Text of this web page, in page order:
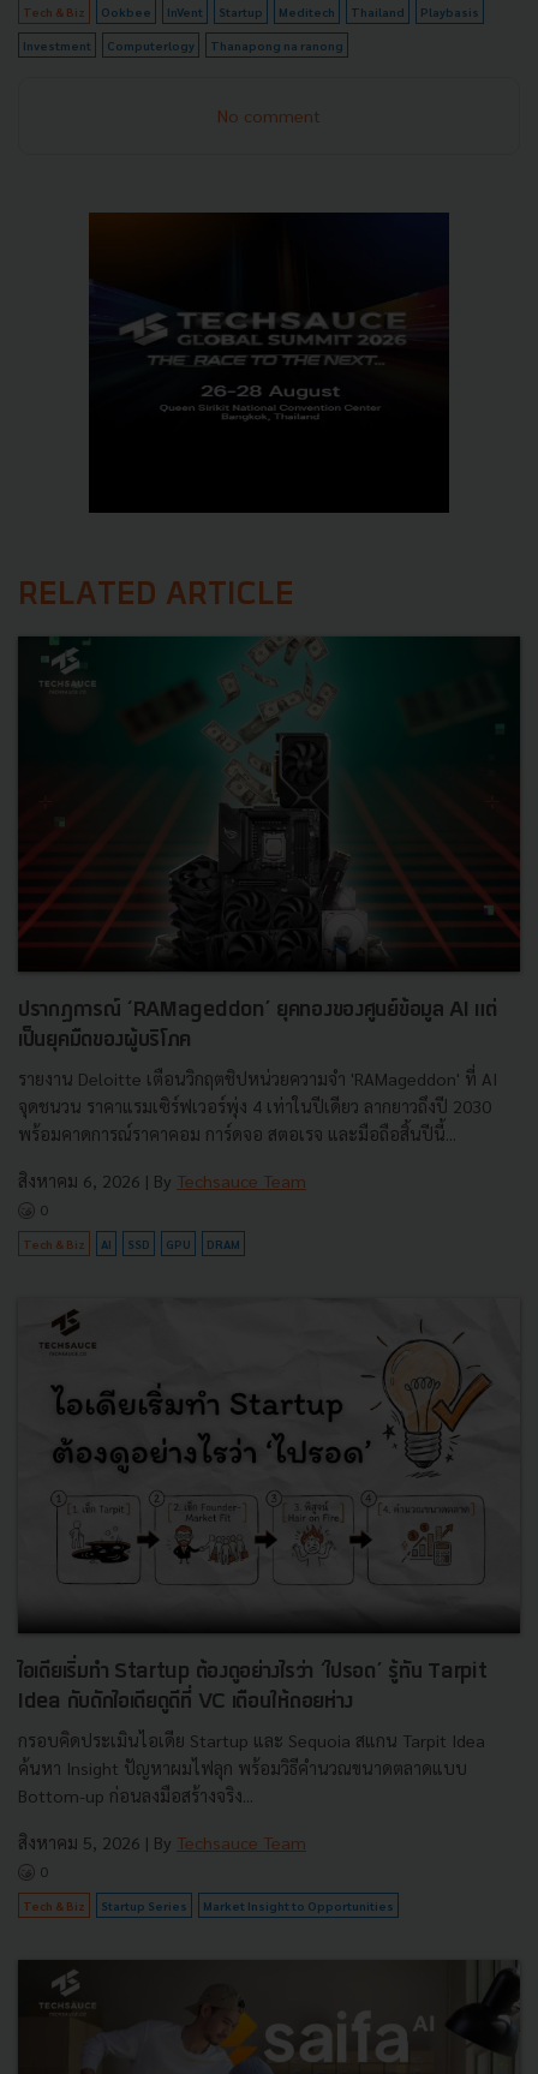
Tech & Biz Ookbee InVent Startup Meditech Thailand Playbasis
Investment Computerlogy Thanapong na ranong
No comment
RELATED ARTICLE
ปรากฏการณ์ ‘RAMageddon’ ยุคทองของศูนย์ข้อมูล AI แต่
เป็นยุคมืดของผู้บริโภค
รายงาน Deloitte เตือนวิกฤตชิปหน่วยความจำ 'RAMageddon' ที่ AI
จุดชนวน ราคาแรมเซิร์ฟเวอร์พุ่ง 4 เท่าในปีเดียว ลากยาวถึงปี 2030
พร้อมคาดการณ์ราคาคอม การ์ดจอ สตอเรจ และมือถือสิ้นปีนี้...
สิงหาคม 6, 2026 | By Techsauce Team
0
Tech & Biz AI SSD GPU DRAM
ไอเดียเริ่มทำ Startup ต้องดูอย่างไรว่า ‘ไปรอด’ รู้ทัน Tarpit
Idea กับดักไอเดียดูดีที่ VC เตือนให้ถอยห่าง
กรอบคิดประเมินไอเดีย Startup และ Sequoia สแกน Tarpit Idea
ค้นหา Insight ปัญหาผมไฟลุก พร้อมวิธีคำนวณขนาดตลาดแบบ
Bottom-up ก่อนลงมือสร้างจริง...
สิงหาคม 5, 2026 | By Techsauce Team
0
Tech & Biz Startup Series Market Insight to Opportunities